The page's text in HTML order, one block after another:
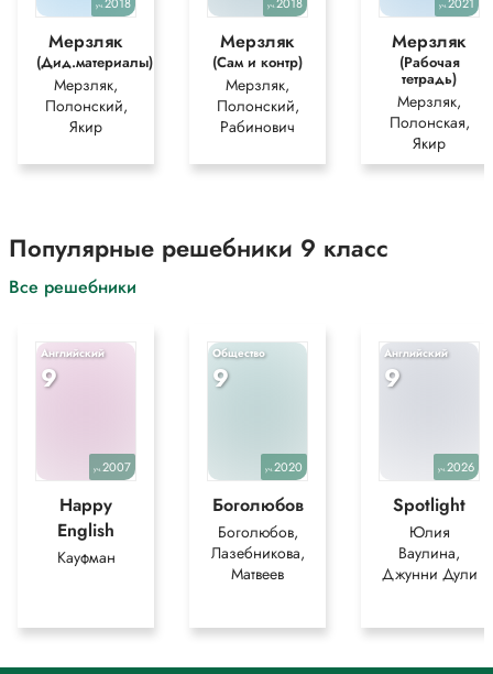
уч.2018
Мерзляк
(Дид.материалы)
Мерзляк,
Полонский,
Якир
уч.2018
Мерзляк
(Сам и контр)
Мерзляк,
Полонский,
Рабинович
уч.2021
Мерзляк
(Рабочая
тетрадь)
Мерзляк,
Полонская,
Якир
Популярные решебники 9 класс
Все решебники
Английский
9
уч.2007
Happy
English
Кауфман
Общество
9
уч.2020
Боголюбов
Боголюбов,
Лазебникова,
Матвеев
Английский
9
уч.2026
Spotlight
Юлия
Ваулина,
Джунни Дули